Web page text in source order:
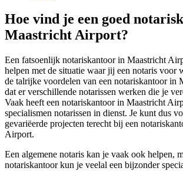
Hoe vind je een goed
Maastricht Airport?
Een fatsoenlijk notariskantoor in Maastricht
helpen met de situatie waar jij een notaris voor
de talrijke voordelen van een notariskantoor in
dat er verschillende notarissen werken die je
Vaak heeft een notariskantoor in Maastricht
specialismen notarissen in dienst. Je kunt dus
gevariëerde projecten terecht bij een
Airport.
Een algemene notaris kan je vaak ook helpen,
notariskantoor kun je veelal een bijzonder